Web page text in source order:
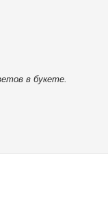
в букете.